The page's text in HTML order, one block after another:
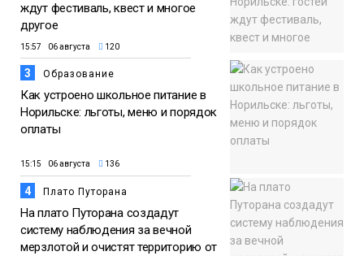
ждут фестиваль, квест и многое
другое
15:57 06 августа 120
3 Образование
Как устроено школьное питание в
Норильске: льготы, меню и порядок
оплаты
15:15 06 августа 136
4 Плато Путорана
На плато Путорана создадут
систему наблюдения за вечной
мерзлотой и очистят территорию от